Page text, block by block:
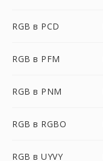
RGB в PCD
RGB в PFM
RGB в PNM
RGB в RGBO
RGB в UYVY